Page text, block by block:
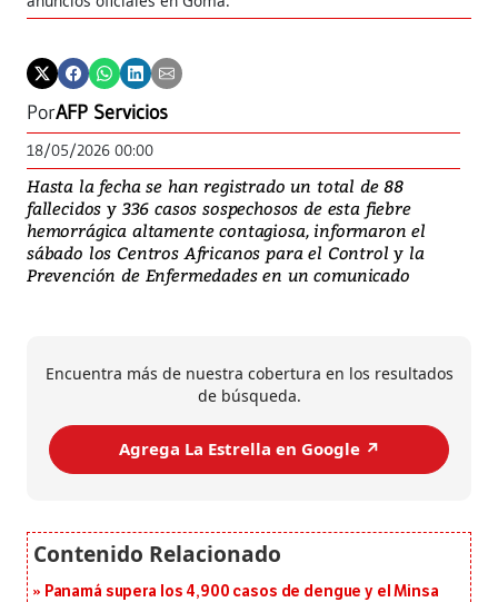
PorAFP Servicios
18/05/2026 00:00
Hasta la fecha se han registrado un total de 88
fallecidos y 336 casos sospechosos de esta fiebre
hemorrágica altamente contagiosa, informaron el
sábado los Centros Africanos para el Control y la
Prevención de Enfermedades en un comunicado
Encuentra más de nuestra cobertura en los resultados
de búsqueda.
Agrega La Estrella en Google ↗️
Panamá supera los 4,900 casos de dengue y el Minsa